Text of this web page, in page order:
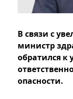
В связи с
министр
обратился к
опасности.